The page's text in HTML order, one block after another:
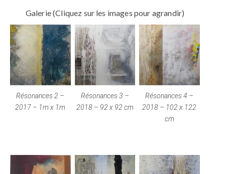
Galerie (Cliquez sur les images pour agrandir)
Résonances 2 –
2017 – 1m x 1m
Résonances 3 –
2018 – 92 x 92 cm
Résonances 4 –
2018 – 102 x 122
cm